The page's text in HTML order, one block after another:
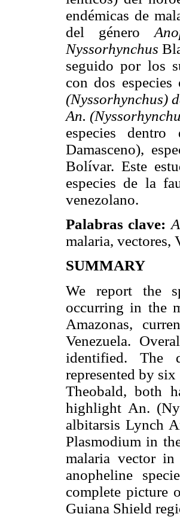
endémicas de
del género
Nyssorhynchus
seguido por los
con dos especies
(Nyssorhynchus)
An.
especies
Damasceno),
Bolívar. Este
especies de la
venezolano.
Palabras clave:
malaria, vectores,
SUMMARY
We report the
occurring in the
Amazonas,
Venezuela.
identified. The
represented by
Theobald, both
highlight An.
albitarsis Lynch
Plasmodium in
malaria vector
anopheline
complete picture
Guiana Shield